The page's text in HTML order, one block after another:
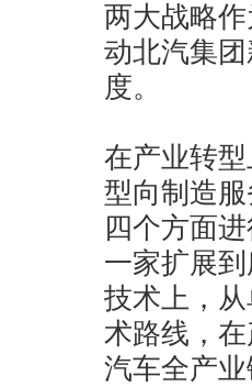
两大战略
动北汽集
度。
在产业转
型向制造
四个方面
一家扩展
技术上，
术路线，
汽车全产